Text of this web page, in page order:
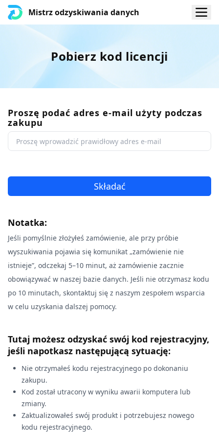
Mistrz odzyskiwania danych
Pobierz kod licencji
Proszę podać adres e-mail użyty podczas
zakupu
Składać
Notatka:
Jeśli pomyślnie złożyłeś zamówienie, ale przy próbie
wyszukiwania pojawia się komunikat „zamówienie nie
istnieje”, odczekaj 5–10 minut, aż zamówienie zacznie
obowiązywać w naszej bazie danych. Jeśli nie otrzymasz kodu
po 10 minutach, skontaktuj się z naszym zespołem wsparcia
w celu uzyskania dalszej pomocy.
Tutaj możesz odzyskać swój kod rejestracyjny,
jeśli napotkasz następującą sytuację:
Nie otrzymałeś kodu rejestracyjnego po dokonaniu
zakupu.
Kod został utracony w wyniku awarii komputera lub
zmiany.
Zaktualizowałeś swój produkt i potrzebujesz nowego
kodu rejestracyjnego.